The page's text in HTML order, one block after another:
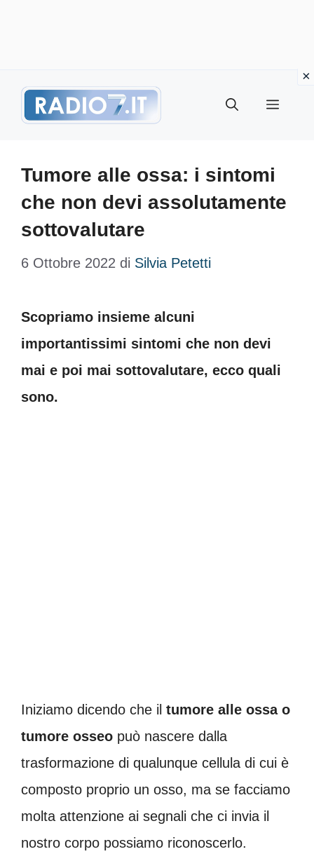
Menu
Tumore alle ossa: i sintomi
che non devi assolutamente
sottovalutare
6 Ottobre 2022 di Silvia Petetti
Scopriamo insieme alcuni
importantissimi sintomi che non devi
mai e poi mai sottovalutare, ecco quali
sono.
Iniziamo dicendo che il tumore alle ossa o
tumore osseo può nascere dalla
trasformazione di qualunque cellula di cui è
composto proprio un osso, ma se facciamo
molta attenzione ai segnali che ci invia il
nostro corpo possiamo riconoscerlo.